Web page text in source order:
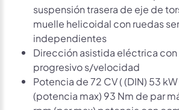
suspensión trasera de eje de
muelle helicoidal con ruedas
independientes
Dirección asistida eléctrica
progresivo s/velocidad
Potencia de 72 CV ( (DIN) 53
(potencia max) 93 Nm de par